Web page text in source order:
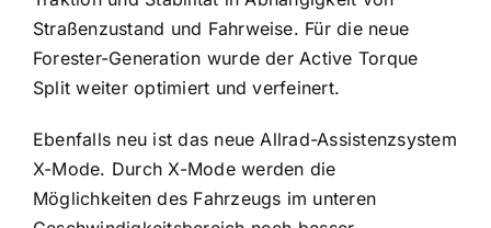
Straßenzustand und Fahrweise. Für die neue
Forester-Generation wurde der Active Torque
Split weiter optimiert und verfeinert.
Ebenfalls neu ist das neue Allrad-Assistenzsystem
X-Mode. Durch X-Mode werden die
Möglichkeiten des Fahrzeugs im unteren